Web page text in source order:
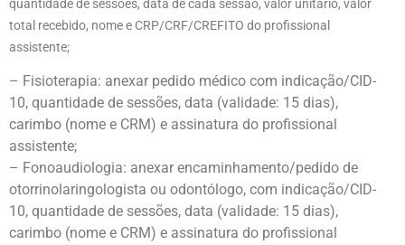
quantidade de sessões, data de cada sessão, valor unitário, valor
total recebido, nome e CRP/CRF/CREFITO do profissional
assistente;
– Fisioterapia: anexar pedido médico com indicação/CID-
10, quantidade de sessões, data (validade: 15 dias),
carimbo (nome e CRM) e assinatura do profissional
assistente;
– Fonoaudiologia: anexar encaminhamento/pedido de
otorrinolaringologista ou odontólogo, com indicação/CID-
10, quantidade de sessões, data (validade: 15 dias),
carimbo (nome e CRM) e assinatura do profissional